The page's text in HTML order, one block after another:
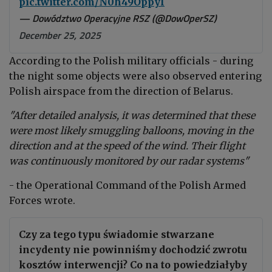
— Dowództwo Operacyjne RSZ (@DowOperSZ)
December 25, 2025
According to the Polish military officials - during
the night some objects were also observed entering
Polish airspace from the direction of Belarus.
"After detailed analysis, it was determined that these
were most likely smuggling balloons, moving in the
direction and at the speed of the wind. Their flight
was continuously monitored by our radar systems"
- the Operational Command of the Polish Armed
Forces wrote.
Czy za tego typu świadomie stwarzane
incydenty nie powinniśmy dochodzić zwrotu
kosztów interwencji? Co na to powiedziałyby